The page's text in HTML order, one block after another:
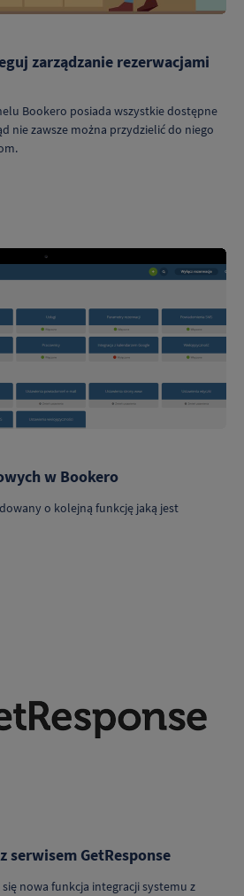
zarządzanie rezerwacjami
Bookero posiada wszystkie dostępne
nie zawsze można przydzielić do niego
w Bookero
o kolejną funkcję jaką jest
serwisem GetResponse
nowa funkcja integracji systemu z